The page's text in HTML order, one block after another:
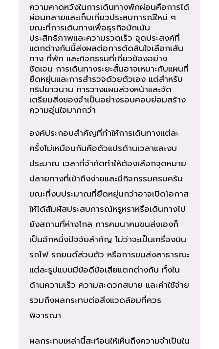
ความคาดหวังในการเดินทางพักผ่อนคือการได้
ผ่อนคลายและเก็บเกี่ยวประสบการณ์ใหม่ ๆ
ขณะที่การเดินทางเพื่อธุรกิจมักเน้น
ประสิทธิภาพและความรวดเร็ว จุดประสงค์ที่
แตกต่างกันนี้ส่งผลต่อการตัดสินใจเลือกเส้น
ทาง ที่พัก และกิจกรรมที่เกี่ยวข้องอย่าง
ชัดเจน การเดินทางระยะสั้นอาจเหมาะกับแผนที่
ยืดหยุ่นและการสำรวจด้วยตัวเอง แต่สำหรับ
ทริปยาวนาน การวางแผนล่วงหน้าและจัด
เตรียมสิ่งของจำเป็นอย่างรอบคอบย่อมสร้าง
ความอุ่นใจมากกว่า
องค์ประกอบสำคัญที่ทำให้การเดินทางแต่ละ
ครั้งไม่เหมือนกันคือตัวแปรด้านเวลาและงบ
ประมาณ เวลาที่จำกัดทำให้ต้องเลือกจุดหมาย
ปลายทางที่เข้าถึงง่ายและมีกิจกรรมครบครัน
ขณะที่งบประมาณที่ยืดหยุ่นกว่าอาจเปิดโอกาส
ให้ได้สัมผัสประสบการณ์หรูหราหรือเดินทางไป
ยังสถานที่ห่างไกล การคมนาคมขนส่งเองก็
เป็นอีกหนึ่งปัจจัยสำคัญ ไม่ว่าจะเป็นเครื่องบิน
รถไฟ รถยนต์ส่วนตัว หรือการขนส่งสาธารณะ
แต่ละรูปแบบมีข้อดีข้อเสียแตกต่างกัน ทั้งใน
ด้านความเร็ว ความสะดวกสบาย และค่าใช้จ่าย
รวมถึงผลกระทบต่อสิ่งแวดล้อมที่ควร
พิจารณา
ผลกระทบเหล่านี้สะท้อนให้เห็นถึงความจำเป็นใน